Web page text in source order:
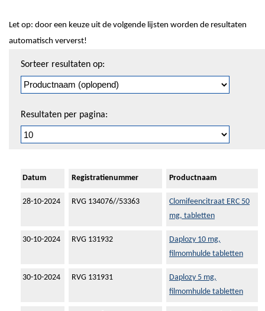
Let op: door een keuze uit de volgende lijsten worden de resultaten
automatisch ververst!
pagineren
Sorteer resultaten op:
Resultaten per pagina:
Datum Registratienummer Productnaam
28-10-2024 RVG 134076//53363
Clomifeencitraat ERC 50
mg, tabletten
30-10-2024 RVG 131932
Daplozy 10 mg,
filmomhulde tabletten
30-10-2024 RVG 131931
Daplozy 5 mg,
filmomhulde tabletten